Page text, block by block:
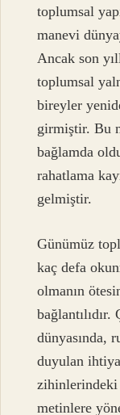
toplumsal
manevi
Ancak son
toplumsal
bireyler
girmiştir. Bu
bağlamda
rahatlama
gelmiştir.
Günümüz
kaç defa
olmanın
bağlantılıdır.
dünyasında,
duyulan
zihinlerindeki
metinlere